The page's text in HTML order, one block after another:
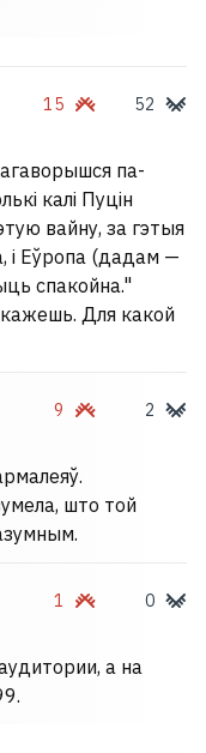
15 52
па-
калі Пуцін
вайну, за гэтыя
і Еўропа (дадам —
спакойна."
Для какой
9 2
што той
1 0
а на